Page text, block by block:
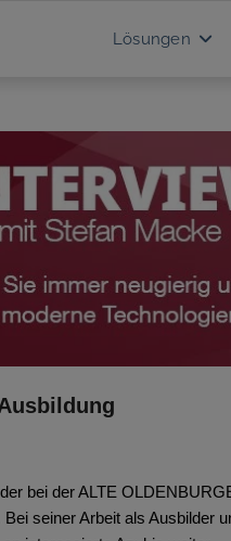
Lösungen
bei der ALTE
seiner Arbeit als Ausbilder